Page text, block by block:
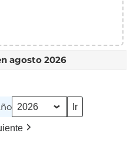
agosto 2026